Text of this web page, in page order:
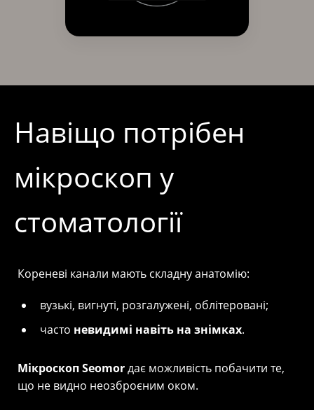
Навіщо потрібен
мікроскоп у
стоматології
Кореневі канали мають складну анатомію:
вузькі, вигнуті, розгалужені, облітеровані;
часто невидимі навіть на знімках.
Мікроскоп Seomorдає можливість побачити те,
що не видно неозброєним оком.